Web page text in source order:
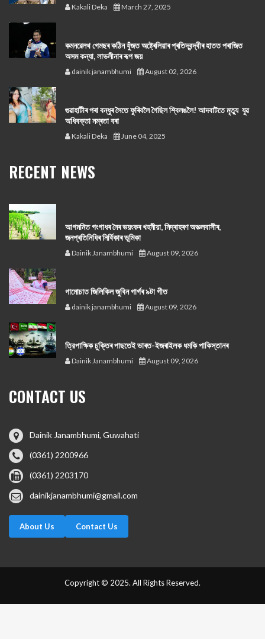
Kakali Deka March 27, 2025
কমনৱেলথ গেমছৰ কঠিন যুঁজত অষ্ট্ৰেলিয়াৰ প্ৰতিদ্বন্দ্বীৰ হাতত পৰাজিত
অসম কন্যা, লাভলীনাৰ ৰূপ জয়
dainik janambhumi August 02, 2026
গুৱাহাটীৰ পৰা বন্ধুৰ সৈতে ফুৰিবলৈ গৈছিল শ্বিলঙলৈ! আদবাটতে মৃত্যু যুৱ
অধিবক্তা নম্ৰতা বৰা
Kakali Deka June 04, 2025
RECENT NEWS
আগমনিত গংগাধৰ নৈৰ ভয়ংকৰ খহনীয়া, নিদ্ৰাহৰণ অঞ্চলবাসীৰ,
জনপ্ৰতিনিধিৰ নিৰ্বিকাৰ ভূমিকা
Dainik Janambhumi August 09, 2026
গামোচাত জিলিকিল জুবিন গাৰ্গৰ ৯টা গীত
dainik janambhumi August 09, 2026
ত্রিপাক্ষিক চুক্তিৰ পাছতেই ভাৰত-ইজৰাইলক ধমকি পাকিস্তানৰ
Dainik Janambhumi August 09, 2026
CONTACT US
Dainik Janambhumi, Guwahati
(0361) 2200966
(0361) 2203170
dainikjanambhumi@gmail.com
About Us Contact Us
Copyright © 2025. All Rights Reserved.